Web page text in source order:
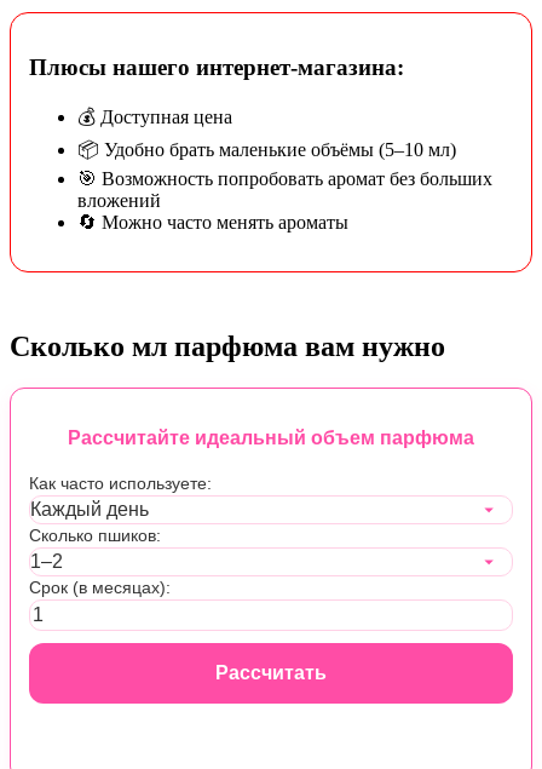
Плюсы нашего интернет-магазина:
💰 Доступная цена
📦 Удобно брать маленькие объёмы (5–10 мл)
🎯 Возможность попробовать аромат без больших
вложений
🔄 Можно часто менять ароматы
Сколько мл парфюма вам нужно
Рассчитайте идеальный объем парфюма
Как часто используете:
Сколько пшиков:
Срок (в месяцах):
Рассчитать